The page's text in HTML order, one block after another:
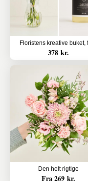
378 kr.
Den helt rigtige
Fra 269 kr.